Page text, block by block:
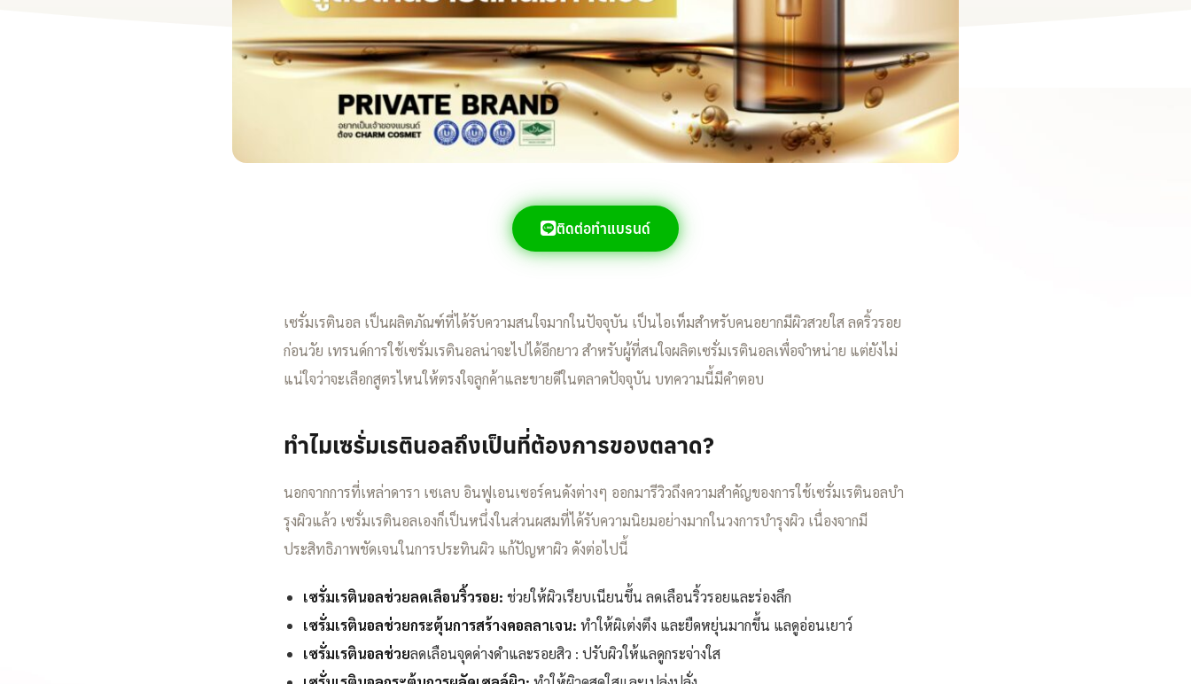
ติดต่อทำแบรนด์
เซรั่มเรตินอล เป็นผลิตภัณฑ์ที่ได้รับความสนใจมากในปัจจุบัน เป็นไอเท็มสำหรับคนอยากมีผิวสวยใส ลดริ้วรอย
ก่อนวัย เทรนด์การใช้เซรั่มเรตินอลน่าจะไปได้อีกยาว สำหรับผู้ที่สนใจผลิตเซรั่มเรตินอลเพื่อจำหน่าย แต่ยังไม่
แน่ใจว่าจะเลือกสูตรไหนให้ตรงใจลูกค้าและขายดีในตลาดปัจจุบัน บทความนี้มีคำตอบ
ทำไมเซรั่มเรตินอลถึงเป็นที่ต้องการของตลาด?
นอกจากการที่เหล่าดารา เซเลบ อินฟูเอนเซอร์คนดังต่างๆ ออกมารีวิวถึงความสำคัญของการใช้เซรั่มเรตินอลบำ
รุงผิวแล้ว เซรั่มเรตินอลเองก็เป็นหนึ่งในส่วนผสมที่ได้รับความนิยมอย่างมากในวงการบำรุงผิว เนื่องจากมี
ประสิทธิภาพชัดเจนในการประทินผิว แก้ปัญหาผิว ดังต่อไปนี้
เซรั่มเรตินอลช่วยลดเลือนริ้วรอย: ช่วยให้ผิวเรียบเนียนขึ้น ลดเลือนริ้วรอยและร่องลึก
เซรั่มเรตินอลช่วยกระตุ้นการสร้างคอลลาเจน: ทำให้ผิเต่งตึง และยืดหยุ่นมากขึ้น แลดูอ่อนเยาว์
เซรั่มเรตินอลช่วยลดเลือนจุดด่างดำและรอยสิว : ปรับผิวให้แลดูกระจ่างใส